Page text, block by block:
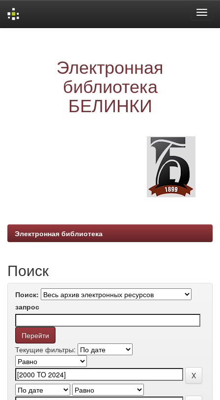
Электронная
библиотека
БЕЛИНКИ
Электронная библиотека
Поиск
Поиск:
запрос
Текущие фильтры: